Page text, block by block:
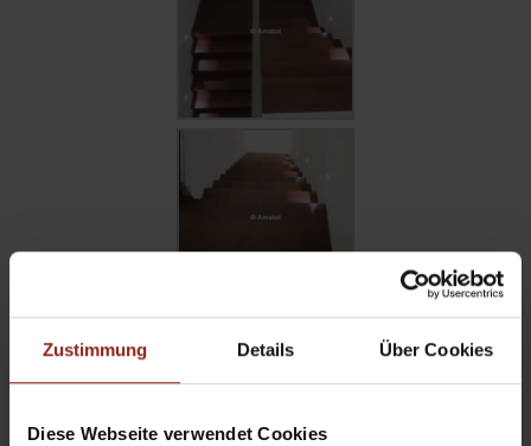
Zustimmung Details Über Cookies
Diese Webseite verwendet Cookies